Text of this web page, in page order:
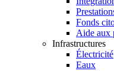
Fonds
Aide aux
Infrastructures
Électricité
Eaux